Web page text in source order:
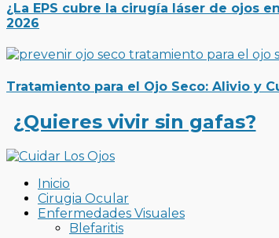
¿La EPS cubre la cirugía láser de ojos
2026
Tratamiento para el Ojo Seco: Alivio y
¿Quieres vivir sin gafas?
Inicio
Cirugia Ocular
Enfermedades Visuales
Blefaritis